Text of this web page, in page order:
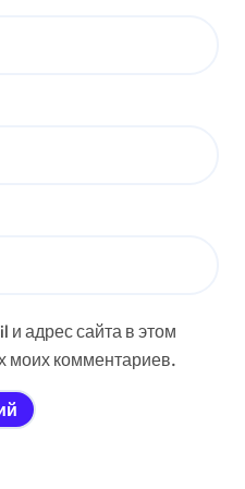
адрес сайта в этом
моих комментариев.